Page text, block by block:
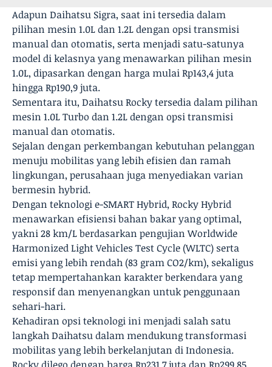
Adapun Daihatsu Sigra, saat ini tersedia dalam
pilihan mesin 1.0L dan 1.2L dengan opsi transmisi
manual dan otomatis, serta menjadi satu-satunya
model di kelasnya yang menawarkan pilihan mesin
1.0L,​​​ dipasarkan dengan harga mulai Rp143,4 juta
hingga Rp190,9 juta.
Sementara itu, Daihatsu Rocky tersedia dalam pilihan
mesin 1.0L Turbo dan 1.2L dengan opsi transmisi
manual dan otomatis.
Sejalan dengan perkembangan kebutuhan pelanggan
menuju mobilitas yang lebih efisien dan ramah
lingkungan, perusahaan juga menyediakan varian
bermesin hybrid.
Dengan teknologi e-SMART Hybrid, Rocky Hybrid
menawarkan efisiensi bahan bakar yang optimal,
yakni 28 km/L berdasarkan pengujian Worldwide
Harmonized Light Vehicles Test Cycle (WLTC) serta
emisi yang lebih rendah (83 gram CO2/km), sekaligus
tetap mempertahankan karakter berkendara yang
responsif dan menyenangkan untuk penggunaan
sehari-hari.
Kehadiran opsi teknologi ini menjadi salah satu
langkah Daihatsu dalam mendukung transformasi
mobilitas yang lebih berkelanjutan di Indonesia.